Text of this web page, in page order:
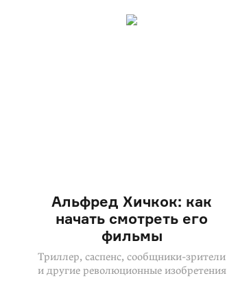
Альфред Хичкок: как
начать смотреть его
фильмы
Триллер, саспенс, сообщники-зрители
и другие революционные изобретения